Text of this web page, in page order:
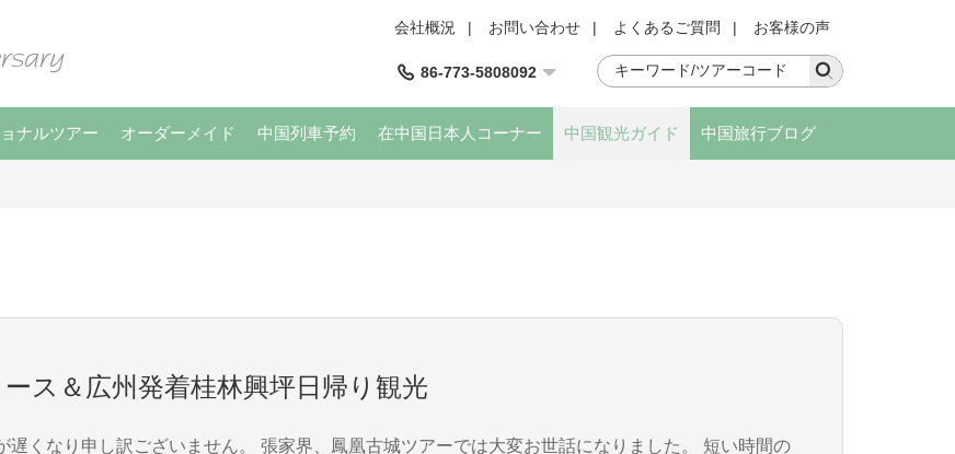
会社概況 | お問い合わせ | よくあるご質問 | お客様の声
86-773-5808092
ナルツアー オーダーメイド 中国列車予約 在中国日本人コーナー 中国観光ガイド 中国旅行ブログ
ス＆広州発着桂林興坪日帰り観光